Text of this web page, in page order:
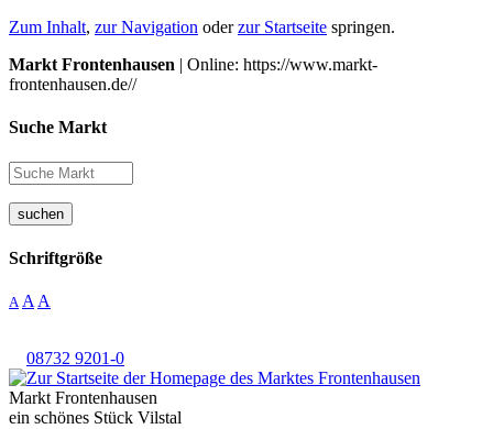
Zum Inhalt, zur Navigation oderzur Startseite springen.
Markt Frontenhausen | Online: https://www.markt-
frontenhausen.de//
Suche Markt
suchen
Schriftgröße
A A A
08732 9201-0
Markt Frontenhausen
ein schönes Stück Vilstal